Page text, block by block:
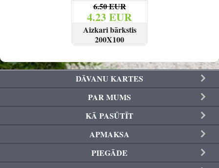
6.50 EUR
4.23 EUR
Aizkari bārkstis
200X100
DĀVANU KARTES
PAR MUMS
KĀ PASŪTĪT
APMAKSA
PIEGĀDE